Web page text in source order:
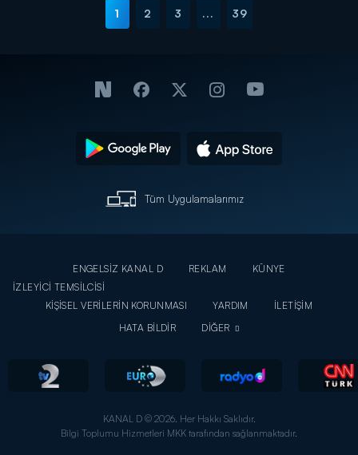
1 2 3 ... 39
Tüm Uygulamalarımız
ENGELSİZ KANAL D REKLAM
KÜNYE
İZLEYİCİ TEMSİLCİSİ
KİŞİSEL VERİLERİN KORUNMASI
YARDIM
İLETİŞİM
HATA BİLDİR
DİĞER
KANAL D © 2026. Her Hakkı Saklıdır.
Bilgi Toplumu Hizmetleri MKK tarafından sağlanmaktadır.